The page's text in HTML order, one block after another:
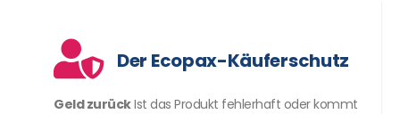
Der Ecopax-Käuferschutz
Geld zurückIst das Produkt fehlerhaft oder kommt